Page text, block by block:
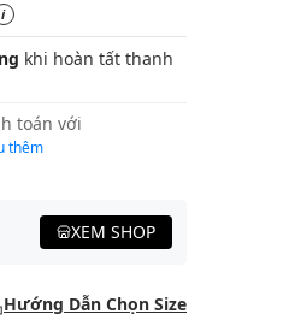
i
khi hoàn tất thanh
toán với
thêm
XEM SHOP
Hướng Dẫn Chọn Size